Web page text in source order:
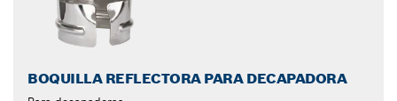
BOQUILLA REFLECTORA PARA DECAPADORA